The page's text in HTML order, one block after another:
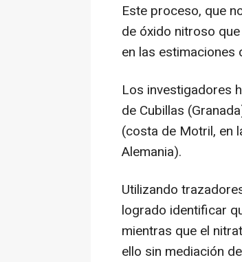
Este proceso, que
de óxido nitroso
en las estimaciones
Los investigadores
de Cubillas
(costa de Motril, en
Alemania).
Utilizando
logrado identificar
mientras que el
ello sin mediación